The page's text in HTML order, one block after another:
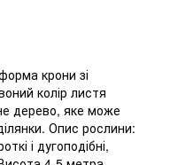
крони зі
колір листя
дерево, яке може
Опис рослини:
і дугоподібні,